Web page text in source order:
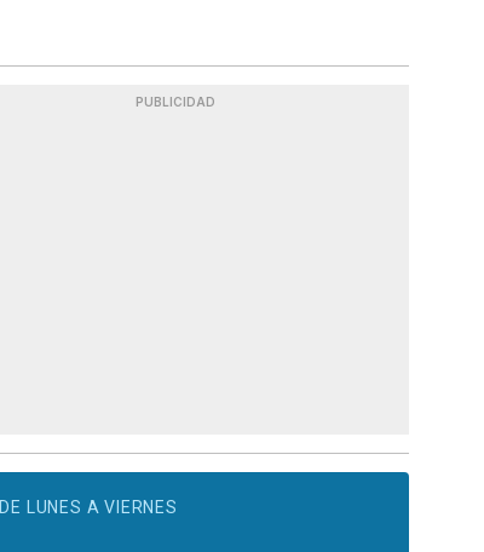
PUBLICIDAD
DE LUNES A VIERNES